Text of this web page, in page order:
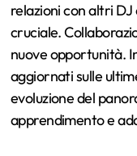
relazioni con altri
cruciale.
nuove opportunità.
aggiornati sulle
evoluzione del
apprendimento e